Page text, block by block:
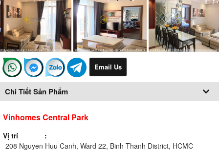
Email Us
Chi Tiết Sản Phẩm
Vinhomes Central Park
Vị trí
208 Nguyen Huu Canh, Ward 22, Binh Thanh District, HCMC